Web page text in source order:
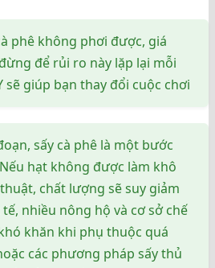
phê không phơi được, giá
để rủi ro này lặp lại mỗi
sẽ giúp bạn thay đổi cuộc chơi
sấy cà phê là một bước
hạt không được làm khô
chất lượng sẽ suy giảm
nhiều nông hộ và cơ sở chế
khăn khi phụ thuộc quá
các phương pháp sấy thủ